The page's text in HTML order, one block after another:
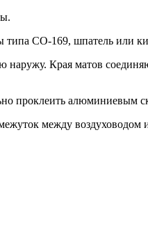
типа СО-169, шпатель или
Края матов
проклеить алюминиевым
между воздуховодом